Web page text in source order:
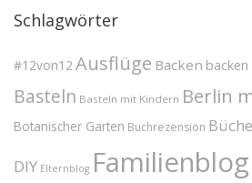
Schlagwörter
#12von12 Ausflüge Backen
Basteln Basteln mit Kindern Berlin
Botanischer Garten Buchrezension
DIY Elternblog Familienblog